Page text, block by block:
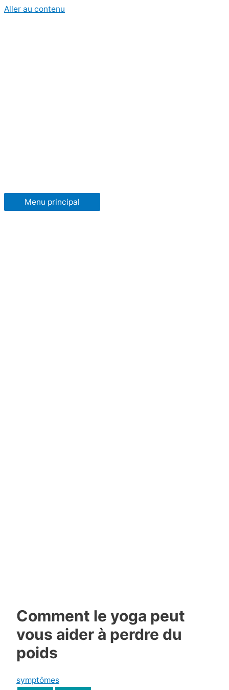
Aller au contenu
Menu principal
Comment le yoga peut
vous aider à perdre du
poids
symptômes